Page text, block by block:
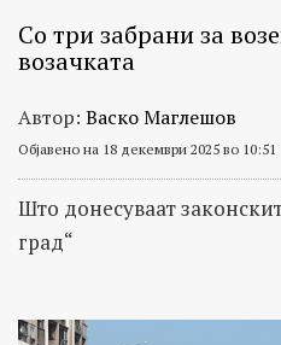
Со три забрани за
возачката
Автор: Васко Маглешов
Објавено на 18 декември 2025 во 10:51
Што донесуваат
град“